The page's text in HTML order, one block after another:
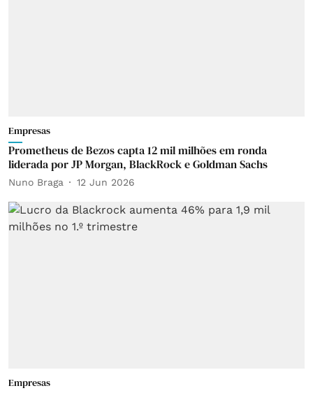
Empresas
Prometheus de Bezos capta 12 mil milhões em ronda
liderada por JP Morgan, BlackRock e Goldman Sachs
Nuno Braga 12 Jun 2026
Empresas